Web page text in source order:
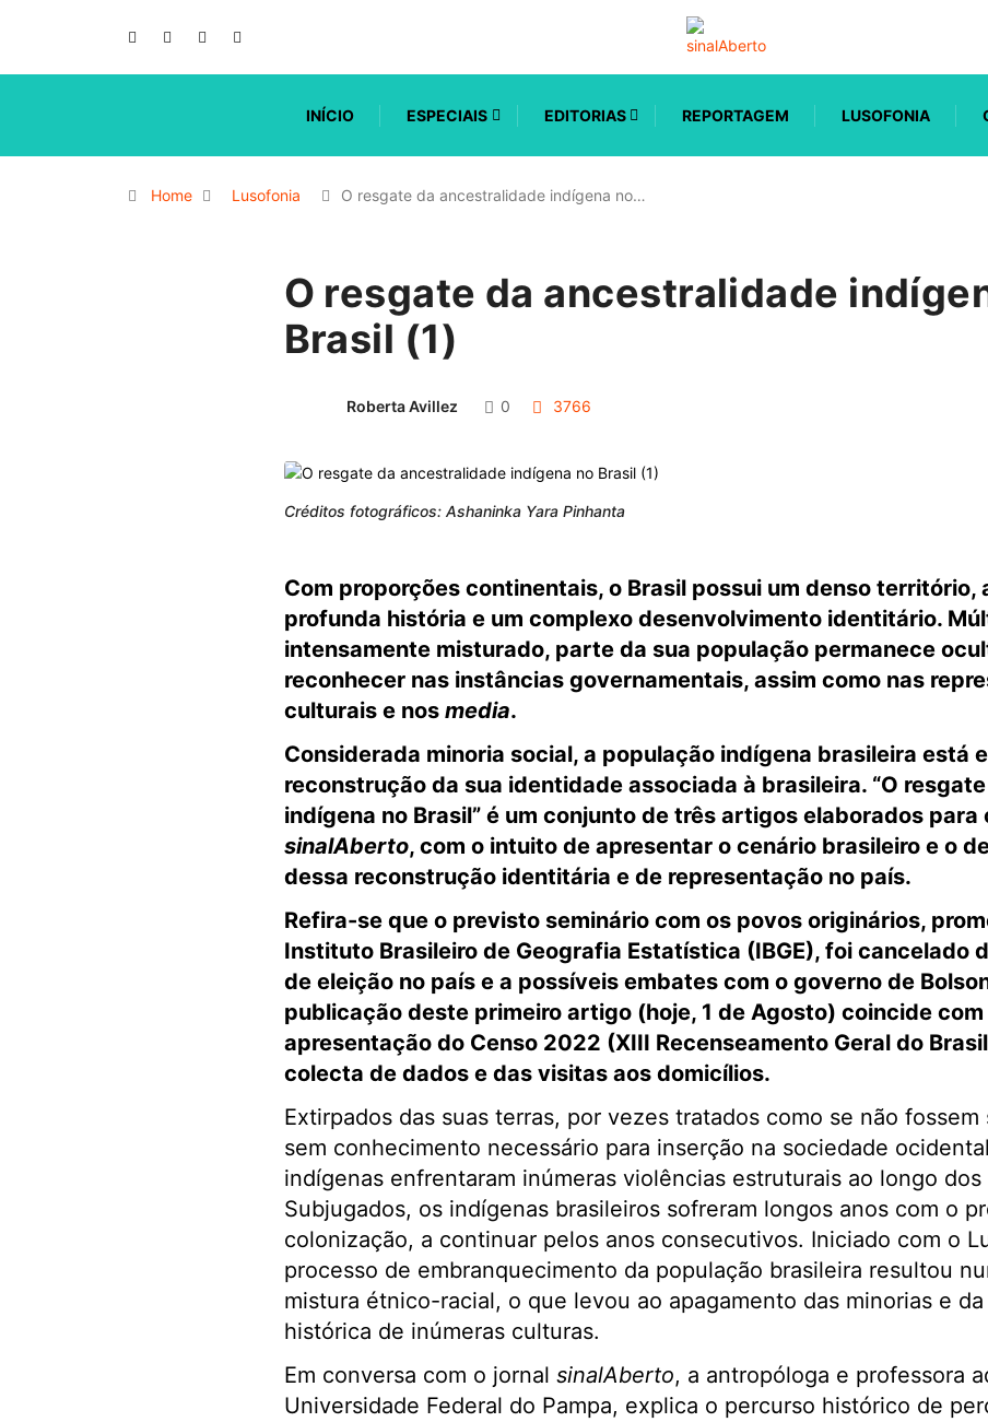
INÍCIO ESPECIAIS EDITORIAS REPORTAGEM LUSOFONIA
Home Lusofonia O resgate da ancestralidade indígena no…
O resgate da ancestralidade
Brasil (1)
Roberta Avillez 0 3766
Créditos fotográficos: Ashaninka Yara Pinhanta
Com proporções continentais, o Brasil possui um denso território,
profunda história e um complexo desenvolvimento identitário.
intensamente misturado, parte da sua população permanece
reconhecer nas instâncias governamentais, assim como nas
culturais e nos media.
Considerada minoria social, a população indígena brasileira está
reconstrução da sua identidade associada à brasileira. “O r
indígena no Brasil” é um conjuntode três artigos elaborados para
sinalAberto, com o intuito de apresentar o cenário brasileiro e o
dessa reconstrução identitária e de representação no país.
Refira-se que o previsto seminário com os povos originários,
Instituto Brasileiro de Geografia Estatística (IBGE), foi cancelado
de eleição no país e a possíveis embates com o governo de
publicação deste primeiro artigo (hoje, 1 de Agosto) coincide com
apresentação do Censo 2022 (XIII Recenseamento Geral do
colecta de dados e das visitas aos domicílios.
Extirpados das suas terras, por vezes tratados como se não fossem
sem conhecimento necessário para inserção na sociedade
indígenas enfrentaram inúmeras violências estruturais ao longo dos
Subjugados, os indígenas brasileiros sofreram longos anos com o
colonização, a continuar pelos anos consecutivos. Iniciado com o
processo de embranquecimento da população brasileira resultou
mistura étnico-racial, o que levou ao apagamento das minorias e
histórica de inúmeras culturas.
Em conversa com o jornal sinalAberto, a antropóloga e professora
Universidade Federal do Pampa, explica o percurso histórico de